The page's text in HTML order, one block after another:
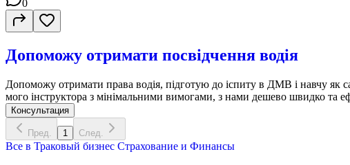
0
Допоможу отримати посвідчення водія
Допоможу отримати права водія, підготую до іспиту в ДМВ і навчу як
мого інструктора з мінімальними вимогами, з нами дешево швидко та
Консультация
Пред. 1 След.
Все в Траковый бизнес Страхование и Финансы